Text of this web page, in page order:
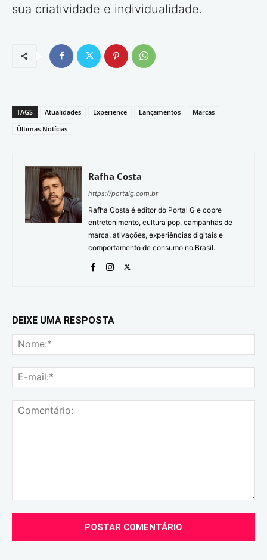
sua criatividade e individualidade.
TAGS Atualidades Experience Lançamentos
Marcas
Últimas Notícias
Rafha Costa
https://portalg.com.br
Rafha Costa é editor do Portal G e cobre
entretenimento, cultura pop, campanhas de
marca, ativações, experiências digitais e
comportamento de consumo no Brasil.
DEIXE UMA RESPOSTA